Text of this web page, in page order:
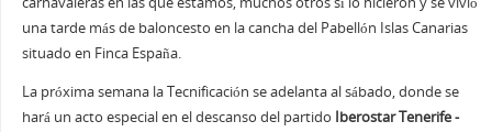
una tarde más de baloncesto en la cancha del Pabellón Islas Canarias
situado en Finca España.
La próxima semana la Tecnificación se adelanta al sábado, donde se
hará un acto especial en el descanso del partido Iberostar Tenerife -